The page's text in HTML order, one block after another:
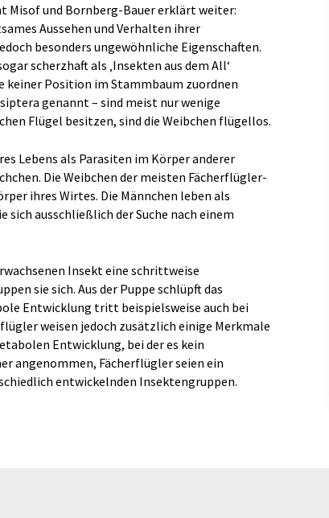
Misof und Bornberg-Bauer erklärt weiter:
Aussehen und Verhalten ihrer
besonders ungewöhnliche Eigenschaften.
scherzhaft als ‚Insekten aus dem All‘
keiner Position im Stammbaum zuordnen
genannt – sind meist nur wenige
Flügel besitzen, sind die Weibchen flügellos.
Lebens als Parasiten im Körper anderer
Die Weibchen der meisten Fächerflügler-
ihres Wirtes. Die Männchen leben als
sich ausschließlich der Suche nach einem
Insekt eine schrittweise
sie sich. Aus der Puppe schlüpft das
Entwicklung tritt beispielsweise auch bei
weisen jedoch zusätzlich einige Merkmale
Entwicklung, bei der es kein
angenommen, Fächerflügler seien ein
entwickelnden Insektengruppen.